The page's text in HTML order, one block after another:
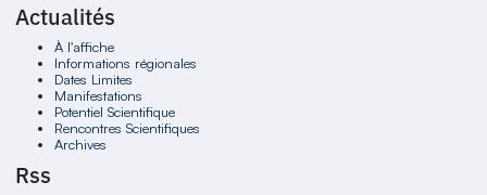
Actualités
À l'affiche
Informations régionales
Dates Limites
Manifestations
Potentiel Scientifique
Rencontres Scientifiques
Archives
Rss